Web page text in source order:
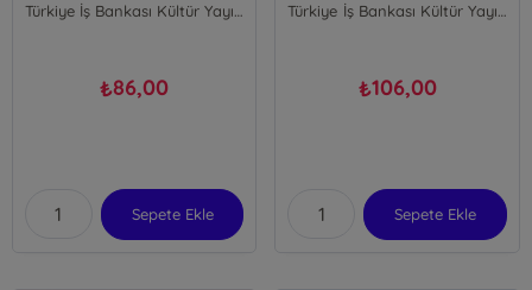
Türkiye İş Bankası Kültür Yayınları
₺86,00
Sepete Ekle
Benjamin Richards
Türkiye İş Bankası Kültür Yayınları
₺106,00
Sepete Ekle